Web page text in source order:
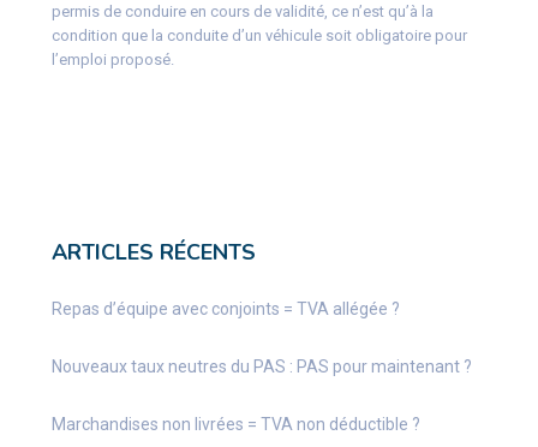
permis de conduire en cours de validité, ce n’est qu’à la
condition que la conduite d’un véhicule soit obligatoire pour
l’emploi proposé.
ARTICLES RÉCENTS
Repas d’équipe avec conjoints = TVA allégée ?
Nouveaux taux neutres du PAS : PAS pour maintenant ?
Marchandises non livrées = TVA non déductible ?